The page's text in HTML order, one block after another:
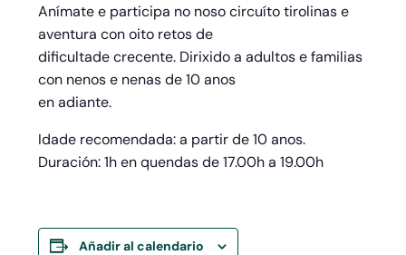
Anímate e participa no noso circuíto tirolinas e
aventura con oito retos de
dificultade crecente. Dirixido a adultos e familias
con nenos e nenas de 10 anos
en adiante.
Idade recomendada: a partir de 10 anos.
Duración: 1h en quendas de 17.00h a 19.00h
Añadir al calendario